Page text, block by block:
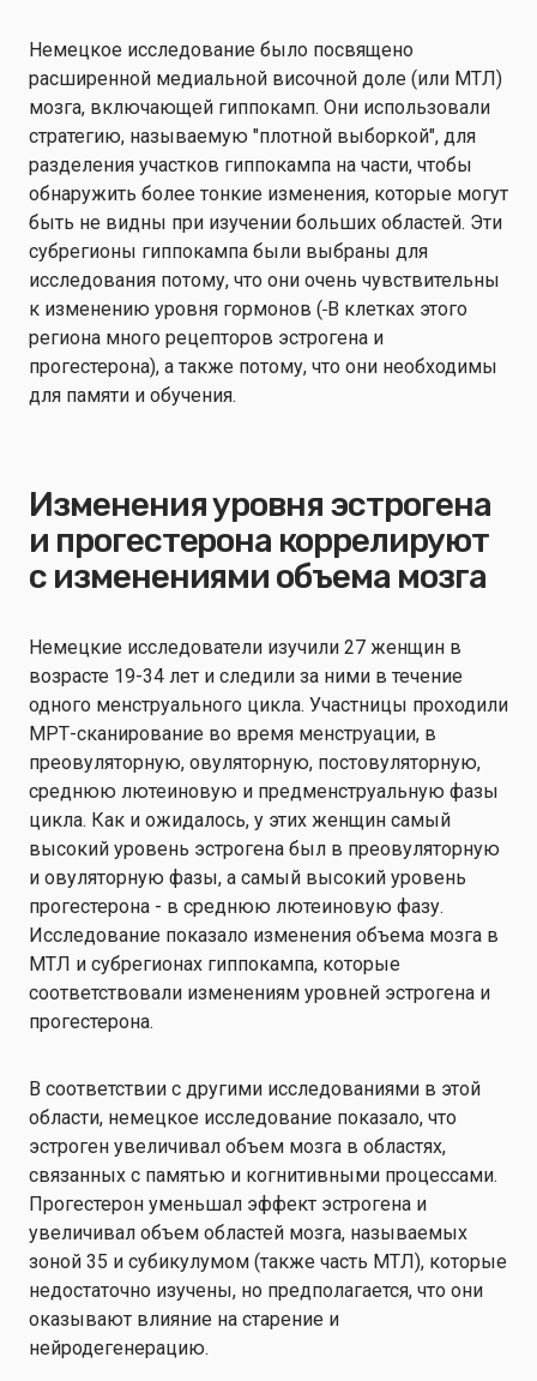
Немецкое исследование было посвящено
расширенной медиальной височной доле (или МТЛ)
мозга, включающей гиппокамп. Они использовали
стратегию, называемую "плотной выборкой", для
разделения участков гиппокампа на части, чтобы
обнаружить более тонкие изменения, которые могут
быть не видны при изучении больших областей. Эти
субрегионы гиппокампа были выбраны для
исследования потому, что они очень чувствительны
к изменению уровня гормонов ( В клетках этого
региона много рецепторов эстрогена и
прогестерона), а также потому, что они необходимы
для памяти и обучения.
Изменения уровня эстрогена
и прогестерона коррелируют
с изменениями объема мозга
Немецкие исследователи изучили 27 женщин в
возрасте 19-34 лет и следили за ними в течение
одного менструального цикла. Участницы проходили
МРТ-сканирование во время менструации, в
преовуляторную, овуляторную, постовуляторную,
среднюю лютеиновую и предменструальную фазы
цикла. Как и ожидалось, у этих женщин самый
высокий уровень эстрогена был в преовуляторную
и овуляторную фазы, а самый высокий уровень
прогестерона - в среднюю лютеиновую фазу.
Исследование показало изменения объема мозга в
МТЛ и субрегионах гиппокампа, которые
соответствовали изменениям уровней эстрогена и
прогестерона.
В соответствии с другими исследованиями в этой
области, немецкое исследование показало, что
эстроген увеличивал объем мозга в областях,
связанных с памятью и когнитивными процессами.
Прогестерон уменьшал эффект эстрогена и
увеличивал объем областей мозга, называемых
зоной 35 и субикулумом (также часть МТЛ), которые
недостаточно изучены, но предполагается, что они
оказывают влияние на старение и
нейродегенерацию.